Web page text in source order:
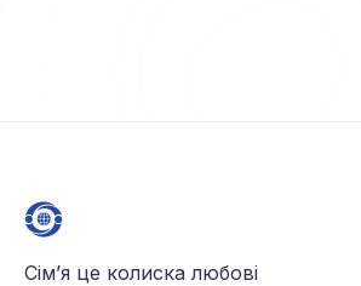
Сім’я це колиска любові